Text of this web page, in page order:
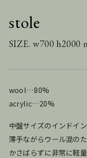
stole
SIZE. w700 h2000
wool…80%
acrylic…20%
中盤サイズのインドイ
薄手ながらウール混の
かさばらずに非常に軽